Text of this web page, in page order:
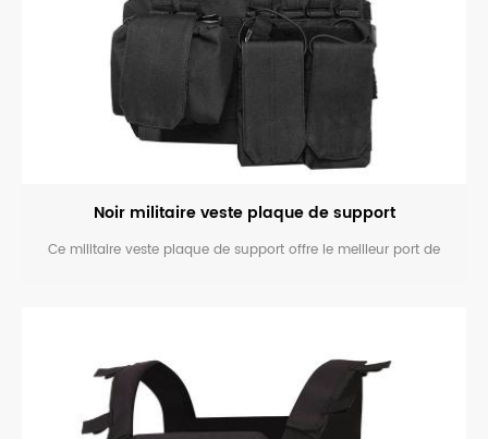
Noir militaire veste plaque de support
Ce militaire veste plaque de support offre le meilleur port de